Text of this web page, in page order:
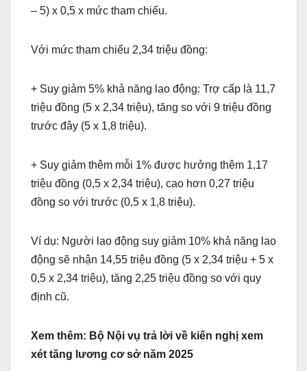
– 5) x 0,5 x mức tham chiếu.
Với mức tham chiếu 2,34 triệu đồng:
+ Suy giảm 5% khả năng lao động: Trợ cấp là 11,7
triệu đồng (5 x 2,34 triệu), tăng so với 9 triệu đồng
trước đây (5 x 1,8 triệu).
+ Suy giảm thêm mỗi 1% được hưởng thêm 1,17
triệu đồng (0,5 x 2,34 triệu), cao hơn 0,27 triệu
đồng so với trước (0,5 x 1,8 triệu).
Ví dụ: Người lao động suy giảm 10% khả năng lao
động sẽ nhận 14,55 triệu đồng (5 x 2,34 triệu + 5 x
0,5 x 2,34 triệu), tăng 2,25 triệu đồng so với quy
định cũ.
Xem thêm: Bộ Nội vụ trả lời về kiến nghị xem
xét tăng lương cơ sở năm 2025